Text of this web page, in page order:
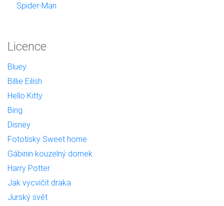
Spider-Man
Licence
Bluey
Billie Eilish
Hello Kitty
Bing
Disney
Fototisky Sweet home
Gábinin kouzelný domek
Harry Potter
Jak vycvičit draka
Jurský svět